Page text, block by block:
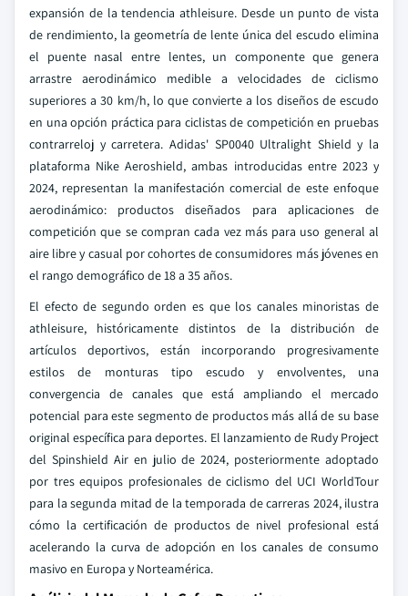
expansión de la tendencia athleisure. Desde un punto de vista
de rendimiento, la geometría de lente única del escudo elimina
el puente nasal entre lentes, un componente que genera
arrastre aerodinámico medible a velocidades de ciclismo
superiores a 30 km/h, lo que convierte a los diseños de escudo
en una opción práctica para ciclistas de competición en pruebas
contrarreloj y carretera. Adidas' SP0040 Ultralight Shield y la
plataforma Nike Aeroshield, ambas introducidas entre 2023 y
2024, representan la manifestación comercial de este enfoque
aerodinámico: productos diseñados para aplicaciones de
competición que se compran cada vez más para uso general al
aire libre y casual por cohortes de consumidores más jóvenes en
el rango demográfico de 18 a 35 años.
El efecto de segundo orden es que los canales minoristas de
athleisure, históricamente distintos de la distribución de
artículos deportivos, están incorporando progresivamente
estilos de monturas tipo escudo y envolventes, una
convergencia de canales que está ampliando el mercado
potencial para este segmento de productos más allá de su base
original específica para deportes. El lanzamiento de Rudy Project
del Spinshield Air en julio de 2024, posteriormente adoptado
por tres equipos profesionales de ciclismo del UCI WorldTour
para la segunda mitad de la temporada de carreras 2024, ilustra
cómo la certificación de productos de nivel profesional está
acelerando la curva de adopción en los canales de consumo
masivo en Europa y Norteamérica.